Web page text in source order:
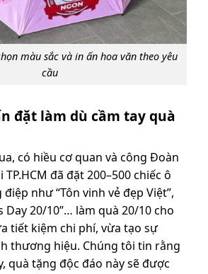
màu sắc và in ấn hoa văn theo yêu
cầu
đặt làm dù cầm tay quà
có hiều cơ quan và công Đoàn
đã đặt 200–500 chiếc ô
như “Tôn vinh vẻ đẹp Việt”,
Day 20/10”… làm quà 20/10 cho
tiết kiệm chi phí, vừa tạo sự
thương hiệu. Chúng tôi tin rằng
quà tặng độc đáo này sẽ được